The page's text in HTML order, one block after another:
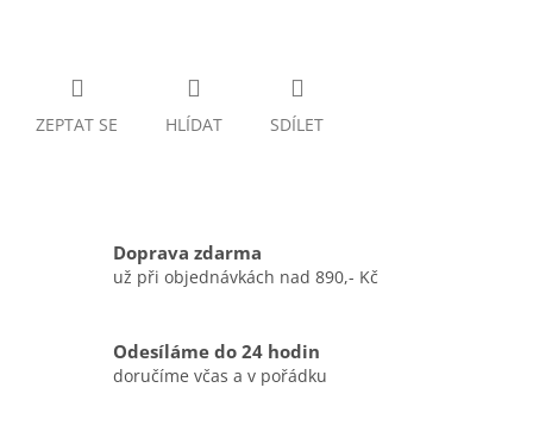
ZEPTAT SE HLÍDAT SDÍLET
Doprava zdarma
už při objednávkách nad 890,- Kč
Odesíláme do 24 hodin
doručíme včas a v pořádku